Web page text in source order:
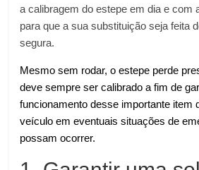
a calibragem do estepe em dia e com
para que a sua substituição seja feita
segura.
Mesmo sem rodar, o estepe perde
deve sempre ser calibrado a fim de
funcionamento desse importante item
veículo em eventuais situações de
possam ocorrer.